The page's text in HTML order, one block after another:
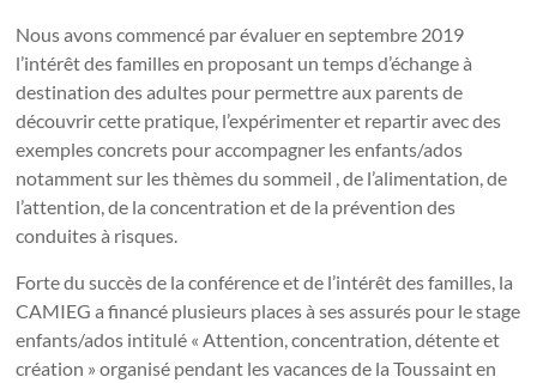
Nous avons commencé par évaluer en septembre 2019
l’intérêt des familles en proposant un temps d’échange à
destination des adultes pour permettre aux parents de
découvrir cette pratique, l’expérimenter et repartir avec des
exemples concrets pour accompagner les enfants/ados
notamment sur les thèmes du sommeil , de l’alimentation, de
l’attention, de la concentration et de la prévention des
conduites à risques.
Forte du succès de la conférence et de l’intérêt des familles, la
CAMIEG a financé plusieurs places à ses assurés pour le stage
enfants/ados intitulé « Attention, concentration, détente et
création » organisé pendant les vacances de la Toussaint en